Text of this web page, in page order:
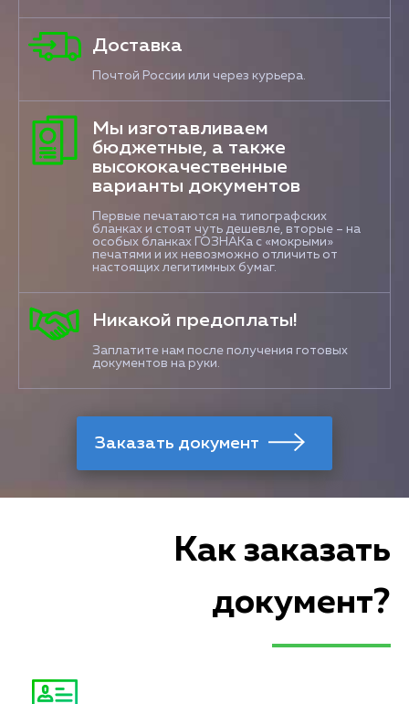
Доставка
Почтой России или через курьера.
Мы изготавливаем
бюджетные, а также
высококачественные
варианты документов
Первые печатаются на типографских
бланках и стоят чуть дешевле, вторые – на
особых бланках ГОЗНАКа с «мокрыми»
печатями и их невозможно отличить от
настоящих легитимных бумаг.
Никакой предоплаты!
Заплатите нам после получения готовых
документов на руки.
Как заказать
документ?